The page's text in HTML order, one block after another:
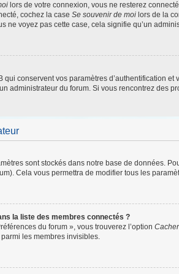
lors de votre connexion, vous ne resterez
cochez la case Se souvenir de moi lors de la
ne voyez pas cette case, cela signifie qu’un
conservent vos paramètres d’authentification
administrateur du forum. Si vous rencontrez
sont stockés dans notre base de données.
Cela vous permettra de modifier tous les
la liste des membres connectés ?
du forum », vous trouverez l’option
les membres invisibles.